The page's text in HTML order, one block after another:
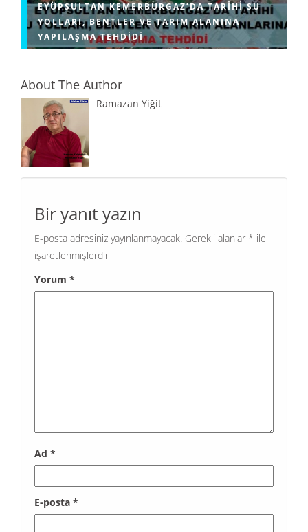
EYÜPSULTAN KEMERBURGAZ’DA TARIHI SU
YOLLARI, BENTLER VE TARIM ALANINA
YAPILAŞMA TEHDIDI
About The Author
Ramazan Yiğit
Bir yanıt yazın
E-posta adresiniz yayınlanmayacak. Gerekli alanlar * ile
işaretlenmişlerdir
Yorum *
Ad *
E-posta *